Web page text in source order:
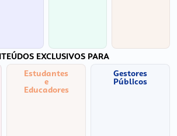
EXCLUSIVOS PARA
Estudantes
e
Educadores
Gestores
Públicos